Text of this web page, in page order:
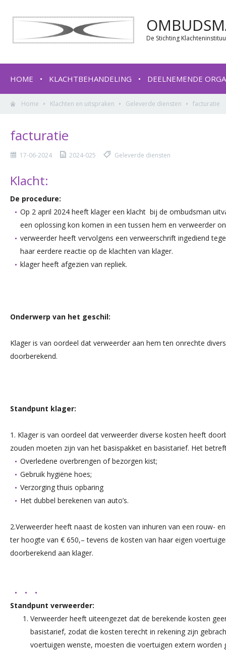
De Stichting
HOME KLACHTBEHANDELING DEELNEMENDE
Home Klachten en uitspraken Geleverde diensten facturatie
facturatie
17-06-2024 2024-025 Geleverde diensten
Klacht:
De procedure:
Op 2 april 2024 heeft klager een klacht bij de ombudsman
een oplossing kon komen in een tussen hem en verweerder
verweerder heeft vervolgens een verweerschrift ingediend
haar eerdere reactie op de klachten van klager.
klager heeft afgezien van repliek.
Onderwerp van het geschil:
Klager is van oordeel dat verweerder aan hem ten onrechte
doorberekend.
Standpunt klager:
1. Klager is van oordeel dat verweerder diverse kosten heeft
zouden moeten zijn van het basispakket en basistarief. Het
Overledene overbrengen of bezorgen kist;
Gebruik hygiëne hoes;
Verzorging thuis opbaring
Het dubbel berekenen van auto’s.
2.Verweerder heeft naast de kosten van inhuren van een rouw-
ter hoogte van € 650,– tevens de kosten van haar eigen
doorberekend aan klager.
Standpunt verweerder:
Verweerder heeft uiteengezet dat de berekende kosten
basistarief, zodat die kosten terecht in rekening zijn
voertuigen wenste, moesten die voertuigen extern worden